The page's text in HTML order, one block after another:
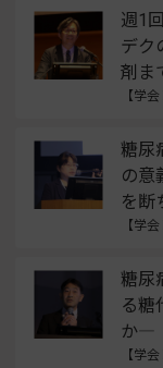
週1
デク
剤ま
【学
糖尿
の意
を断
【学
糖尿
る糖
か―
【学